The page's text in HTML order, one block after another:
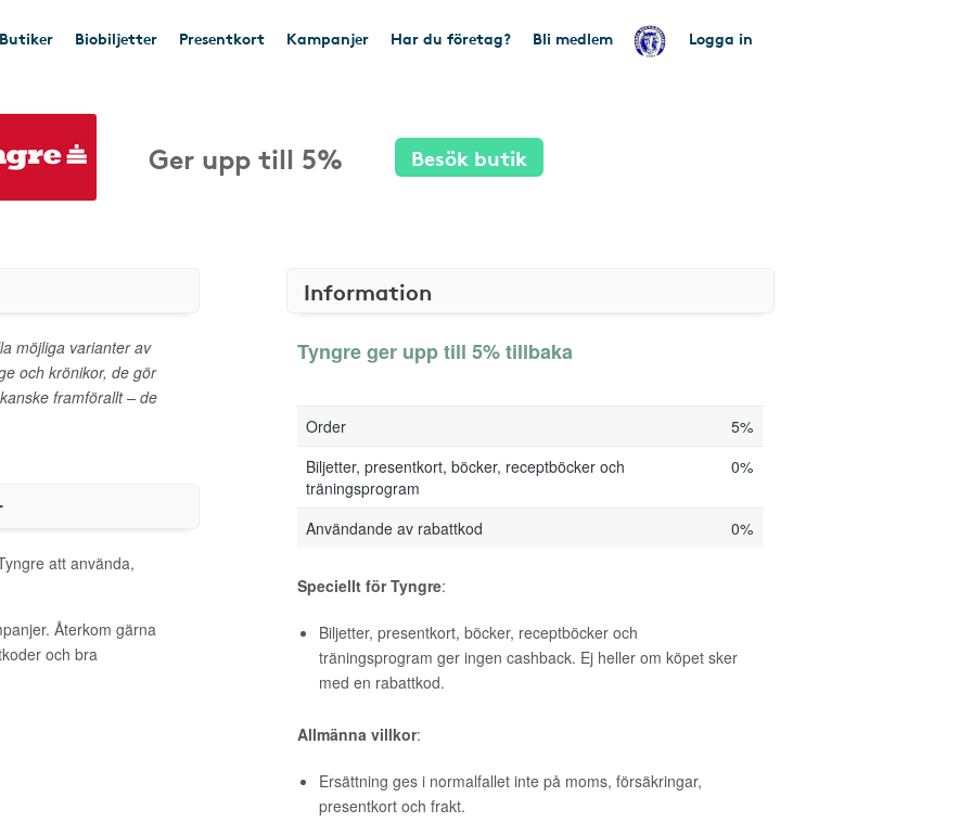
Butiker Biobiljetter Presentkort Kampanjer Har du företag? Bli medlem Logga in
Ger upp till 5% Besök butik
möjliga varianter av
och krönikor, de gör
framförallt – de
att använda,
Återkom gärna
och bra
Information
Tyngre ger upp till 5% tillbaka
Order
5%
Biljetter, presentkort, böcker, receptböcker och
träningsprogram
0%
Användande av rabattkod 0%
Speciellt för Tyngre:
Biljetter, presentkort, böcker, receptböcker och
träningsprogram ger ingen cashback. Ej heller om köpet sker
med en rabattkod.
Allmänna villkor:
Ersättning ges i normalfallet inte på moms, försäkringar,
presentkort och frakt.